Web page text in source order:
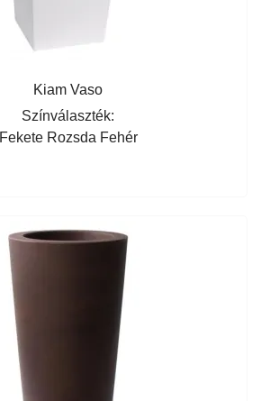
Kiam Vaso
Színválaszték:
Fekete Rozsda Fehér